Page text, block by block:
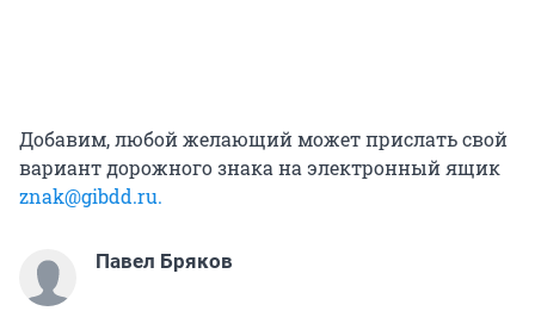
Добавим, любой желающий может прислать свой
вариант дорожного знака на электронный ящик
znak@gibdd.ru.
Павел Бряков